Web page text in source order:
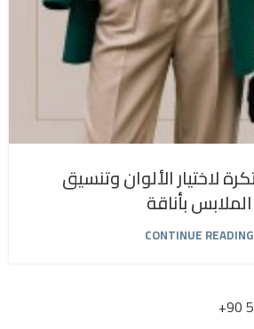
لاختيار الألوان وتنسيق
الملابس بأناقة
CONTINUE READING
+90